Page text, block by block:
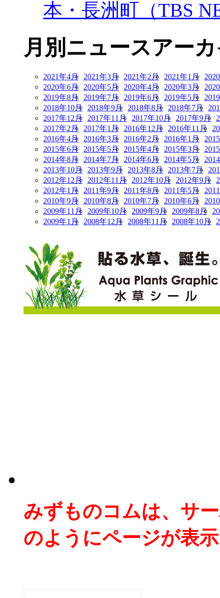
本・長洲町（TBS
月別ニュースアー
2021年4月 2021年3月 2021年2月 2021年1月
2020年6月
2020年5月 2020年4月 2020年3月
2019年8月
2019年7月 2019年6月 2019年5月
2018年10月
2018年9月 2018年8月 2018年7月
2017年12月
2017年11月 2017年10月 2017年9月
2017年2月
2017年1月 2016年12月 2016年11月
2016年4月
2016年3月 2016年2月 2016年1月
2015年6月
2015年5月 2015年4月 2015年3月
2014年8月
2014年7月 2014年6月 2014年5月
2013年10月
2013年9月 2013年8月 2013年7月
2012年12月
2012年11月 2012年10月 2012年9月
2012年1月
2011年9月 2011年8月 2011年5月
2010年9月
2010年8月 2010年7月 2010年6月
2009年11月
2009年10月 2009年9月 2009年8月
2009年1月
2008年12月 2008年11月 2008年10月
みずものコムは、サ
のようにページが表